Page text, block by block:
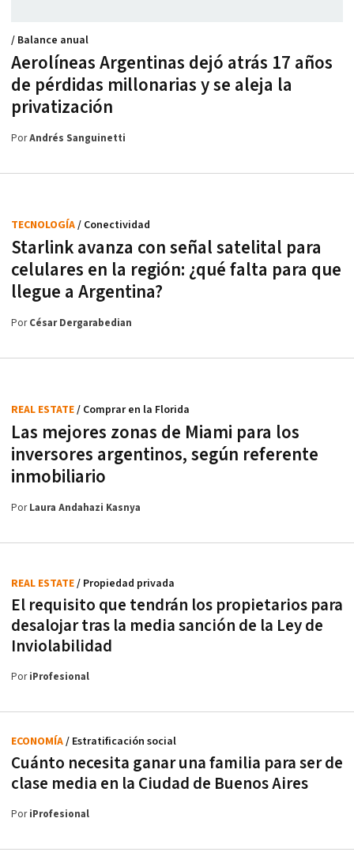
Aerolíneas Argentinas dejó atrás 17 años
de pérdidas millonarias y se aleja la
privatización
/ Balance anual
PorAndrés Sanguinetti
Starlink avanza con señal satelital para
celulares en la región: ¿qué falta para que
llegue a Argentina?
TECNOLOGÍA/ Conectividad
PorCésar Dergarabedian
Las mejores zonas de Miami para los
inversores argentinos, según referente
inmobiliario
REAL ESTATE/ Comprar en la Florida
PorLaura Andahazi Kasnya
El requisito que tendrán los propietarios para
desalojar tras la media sanción de la Ley de
Inviolabilidad
REAL ESTATE/ Propiedad privada
PoriProfesional
Cuánto necesita ganar una familia para ser de
clase media en la Ciudad de Buenos Aires
ECONOMÍA/ Estratificación social
PoriProfesional